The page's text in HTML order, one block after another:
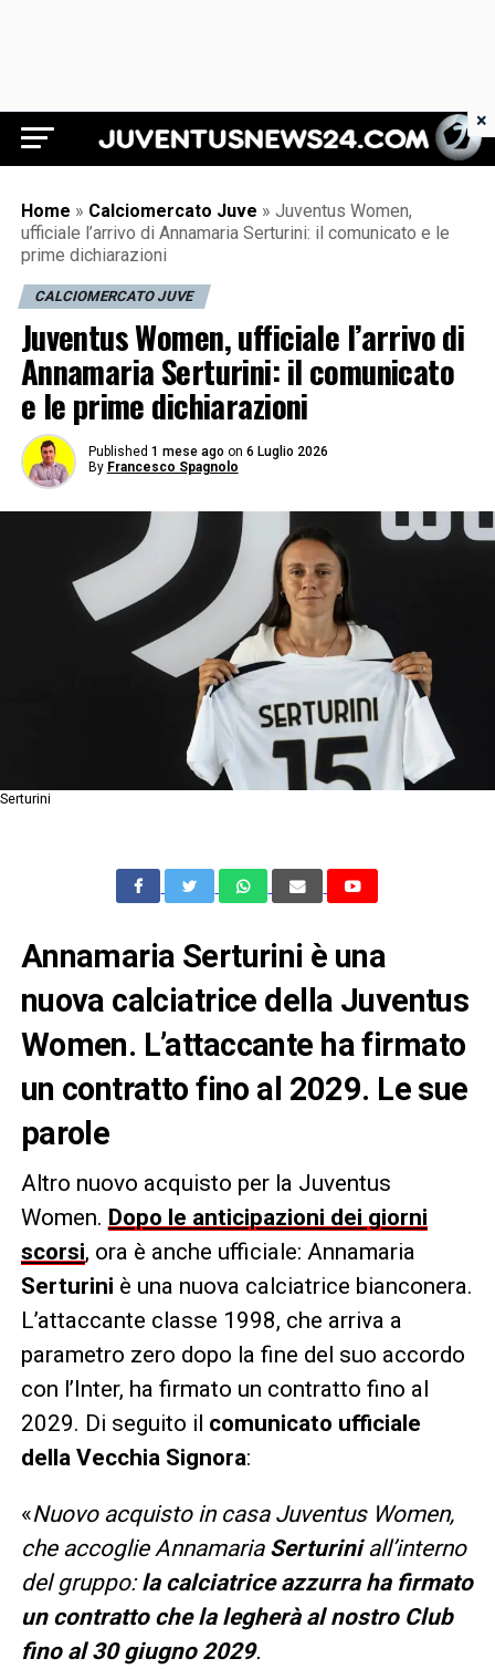
Juventus News 24
Home » Calciomercato Juve » Juventus Women,
ufficiale l’arrivo di Annamaria Serturini: il comunicato e le
prime dichiarazioni
CALCIOMERCATO JUVE
Juventus Women, ufficiale l’arrivo di
Annamaria Serturini: il comunicato
e le prime dichiarazioni
Published 1 mese ago on 6 Luglio 2026
By Francesco Spagnolo
Serturini
Annamaria Serturini è una
nuova calciatrice della Juventus
Women. L’attaccante ha firmato
un contratto fino al 2029. Le sue
parole
Altro nuovo acquisto per la Juventus
Women. Dopo le anticipazioni dei giorni
scorsi, ora è anche ufficiale: Annamaria
Serturini è una nuova calciatrice bianconera.
L’attaccante classe 1998, che arriva a
parametro zero dopo la fine del suo accordo
con l’Inter, ha firmato un contratto fino al
2029. Di seguito il comunicato ufficiale
della Vecchia Signora:
«Nuovo acquisto in casa Juventus Women,
che accoglie Annamaria Serturiniall’interno
del gruppo:la calciatrice azzurra ha firmato
un contratto che la legherà al nostro Club
fino al 30 giugno 2029.
×